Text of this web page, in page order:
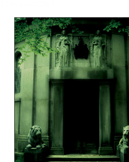
書誌情報
この作品の書誌情報を表示します。
目次・しおり・メモ
目次・しおり・メモを一覧で表示します。
本文検索
本文内から文字を検索します。
自動ページ送り
リーダー設定
文字サイズ、エフェクトの変更などを行います。